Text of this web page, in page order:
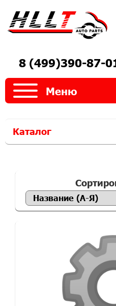
8 (499)390-87-
Меню
Каталог